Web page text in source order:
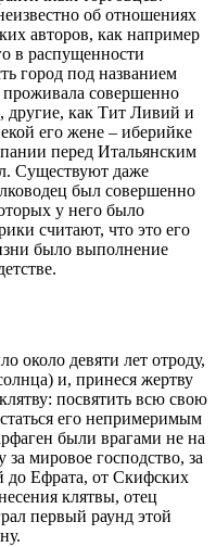
об отношениях
авторов, как например
в распущенности
город под названием
совершенно
другие, как Тит Ливий и
его жене – иберийке
перед Итальянским
Существуют даже
был совершенно
у него было
считают, что это его
было выполнение
около девяти лет отроду,
и, принеся жертву
посвятить всю свою
его непримеримым
были врагами не на
мировое господство, за
до Ефрата, от Скифских
клятвы, отец
первый раунд этой